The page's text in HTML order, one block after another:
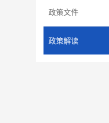
政策文件
政策解读